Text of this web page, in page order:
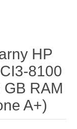
HP
8100
RAM
A+)